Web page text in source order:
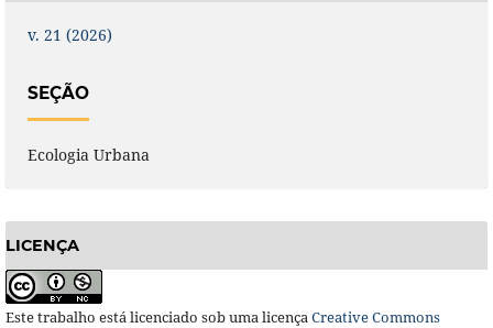
v. 21 (2026)
SEÇÃO
Ecologia Urbana
LICENÇA
Este trabalho está licenciado sob uma licençaCreative Commons